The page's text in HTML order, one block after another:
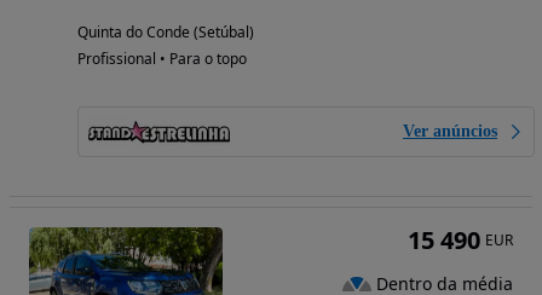
Quinta do Conde (Setúbal)
Profissional • Para o topo
Ver anúncios
15 490 EUR
Dentro da média